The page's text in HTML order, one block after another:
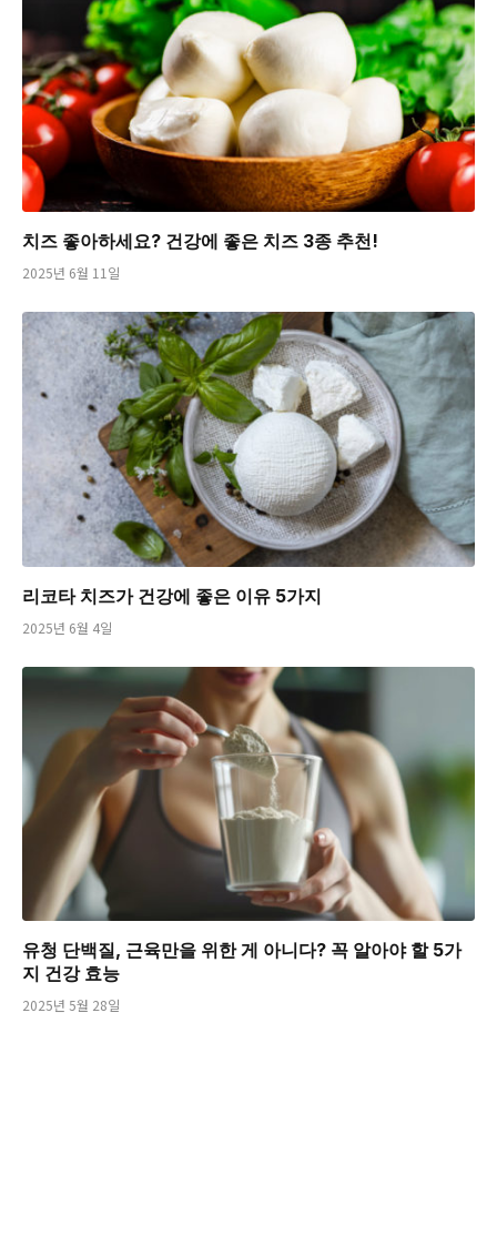
치즈 좋아하세요? 건강에 좋은 치즈 3종 추천!
2025년 6월 11일
리코타 치즈가 건강에 좋은 이유 5가지
2025년 6월 4일
유청 단백질, 근육만을 위한 게 아니다? 꼭 알아야 할 5가
지 건강 효능
2025년 5월 28일